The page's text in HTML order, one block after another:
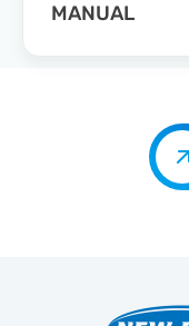
MANUAL